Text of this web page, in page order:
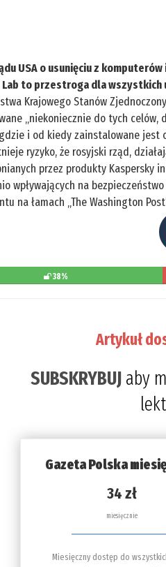
USA o usunięciu z
Lab to przestroga dla
Krajowego Stanów
„niekoniecznie do tych celów,
i od kiedy zainstalowane jest
ryzyko, że rosyjski rząd,
przez produkty Kaspersky
wpływających na
na łamach „The Washington
38%
Artykuł
SUBSKRYBUJ aby
Gazeta Polska
34 zł
miesięcznie
Miesięczny dostęp do